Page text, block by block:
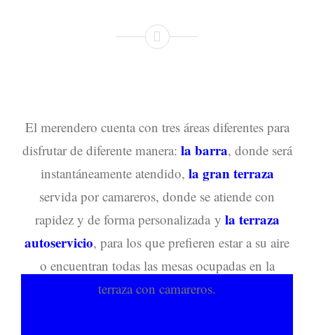
El merendero cuenta con tres áreas diferentes para
disfrutar de diferente manera: la barra, donde será
instantáneamente atendido, la gran terraza
servida por camareros, donde se atiende con
rapidez y de forma personalizada y la terraza
autoservicio, para los que prefieren estar a su aire
o encuentran todas las mesas ocupadas en la
terraza con camareros.